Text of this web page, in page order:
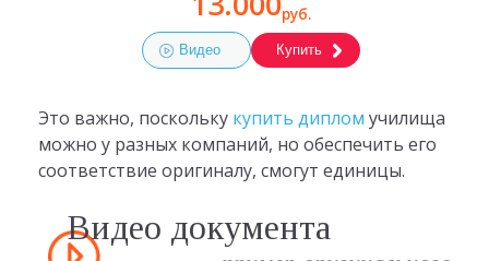
руб.
Видео Купить
Это важно, поскольку купить диплом училища
можно у разных компаний, но обеспечить его
соответствие оригиналу, смогут единицы.
Видео документа